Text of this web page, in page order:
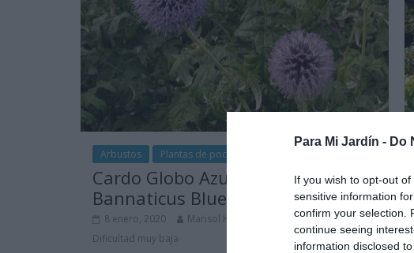
Para Mi Jardín - Do
If you wish to opt-out
sensitive information
confirm your selection.
continue seeing
information disclosed
Arbustos Plantas de poca agua
Cardo Globo Azul-Echinops
Bannaticus Blue Globe
8 enero, 2020 Marisol Huesca
2 comentarios
Dificultad muy baja